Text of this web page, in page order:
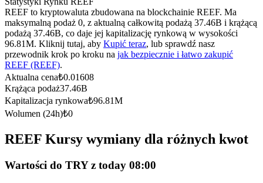
Kontrakty terminowe na USDC
Kontrakty futures wykorzystujące USDC jako zabezpieczenie
Kopiowanie Transakcji
Dołącz do najlepszych traderów
REEF to kryptowaluta zbudowana na blockchainie REEF. Ma
maksymalną podaż 0, z aktualną całkowitą podażą 37.46B i krążącą
podażą 37.46B, co daje jej kapitalizację rynkową w wysokości
96.81M. Kliknij tutaj, aby Kupić teraz, lub sprawdź nasz
przewodnik krok po kroku na jak bezpiecznie i łatwo zakupić
REEF (REEF).
Aktualna cena₺0.01608
Krążąca podaż37.46B
Kapitalizacja rynkowa₺96.81M
Wolumen (24h)₺0
REEF Kursy wymiany dla różnych kwot
Wartości do TRY z today 08:00